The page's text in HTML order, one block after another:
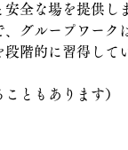
全な場を提供し
グループワー
階的に習得して
ともあります）